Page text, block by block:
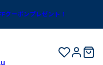
クーポンプレゼント！